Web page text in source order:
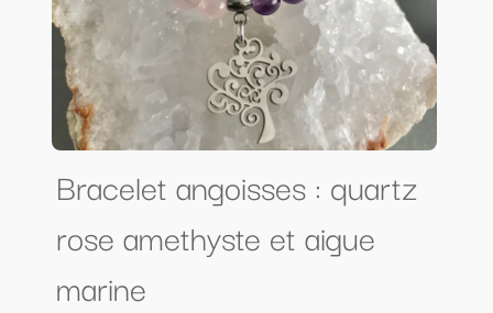
Bracelet angoisses : quartz
rose amethyste et aigue
marine